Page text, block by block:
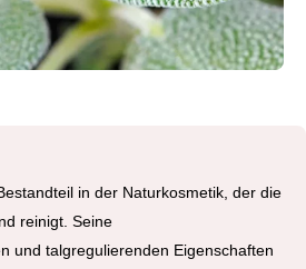
in der Naturkosmetik, der die
reinigt. Seine
und talgregulierenden Eigenschaften